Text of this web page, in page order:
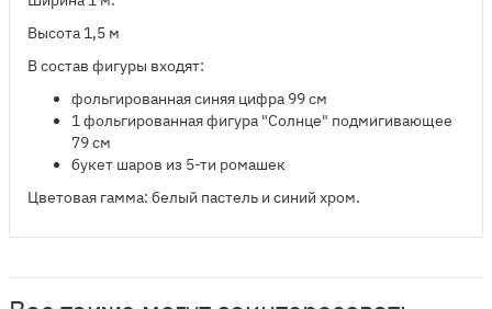
Высота 1,5 м
В состав фигуры входят:
​фольгированная синяя цифра 99 см
1 фольгированная фигура "Солнце" подмигивающее
79 см
букет шаров из 5-ти ромашек
Цветовая гамма: белый пастель и синий хром.